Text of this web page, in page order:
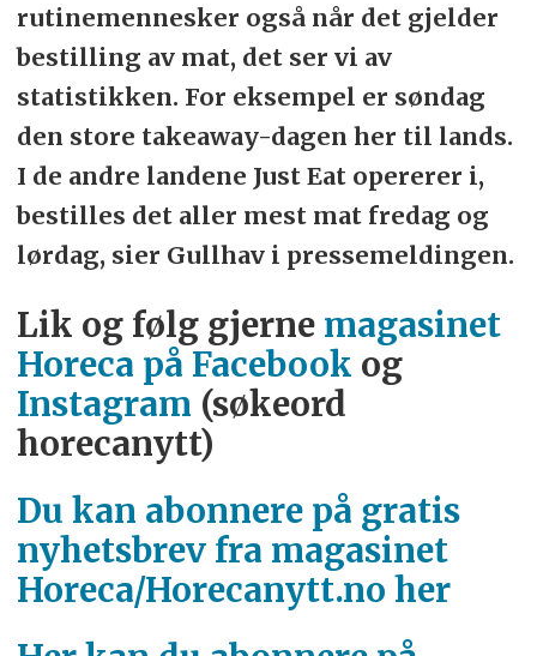
rutinemennesker også når det gjelder
bestilling av mat, det ser vi av
statistikken. For eksempel er søndag
den store takeaway-dagen her til lands.
I de andre landene Just Eat opererer i,
bestilles det aller mest mat fredag og
lørdag, sier Gullhav i pressemeldingen.
Lik og følg gjerne magasinet
Horeca på Facebook og
Instagram (søkeord
horecanytt)
Du kan abonnere på gratis
nyhetsbrev fra magasinet
Horeca/Horecanytt.no her